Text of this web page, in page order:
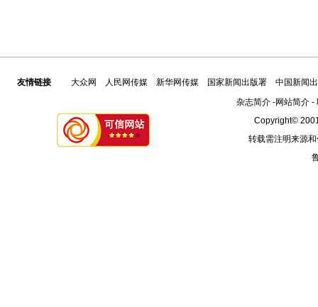
友情链接 大众网 人民网传媒 新华网传媒 国家新闻出版署
中国新闻
杂志简介-网站简介-
Copyright©
转载需注明来源